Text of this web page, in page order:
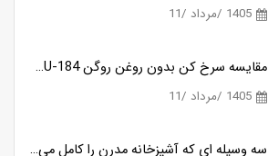
1405 /مرداد /11
مقایسه سرخ کن بدون روغن روگن RU-184 و کوزانو KF818
1405 /مرداد /11
سه وسیله ای که آشپزخانه مدرن را کامل می کنند